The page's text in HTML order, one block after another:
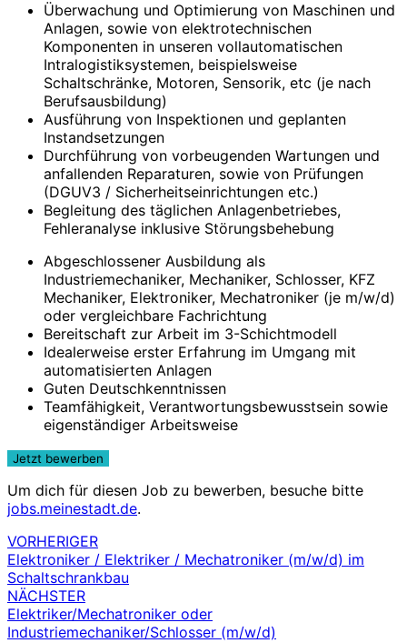
Überwachung und Optimierung von Maschinen und
Anlagen, sowie von elektrotechnischen
Komponenten in unseren vollautomatischen
Intralogistiksystemen, beispielsweise
Schaltschränke, Motoren, Sensorik, etc (je nach
Berufsausbildung)
Ausführung von Inspektionen und geplanten
Instandsetzungen
Durchführung von vorbeugenden Wartungen und
anfallenden Reparaturen, sowie von Prüfungen
(DGUV3 / Sicherheitseinrichtungen etc.)
Begleitung des täglichen Anlagenbetriebes,
Fehleranalyse inklusive Störungsbehebung
Abgeschlossener Ausbildung als
Industriemechaniker, Mechaniker, Schlosser, KFZ
Mechaniker, Elektroniker, Mechatroniker (je m/w/d)
oder vergleichbare Fachrichtung
Bereitschaft zur Arbeit im 3-Schichtmodell
Idealerweise erster Erfahrung im Umgang mit
automatisierten Anlagen
Guten Deutschkenntnissen
Teamfähigkeit, Verantwortungsbewusstsein sowie
eigenständiger Arbeitsweise
Um dich für diesen Job zu bewerben, besuche bitte
jobs.meinestadt.de.
Beitragsnavigation
VORHERIGER
Elektroniker / Elektriker / Mechatroniker (m/w/d) im
Schaltschrankbau
NÄCHSTER
Elektriker/Mechatroniker oder
Industriemechaniker/Schlosser (m/w/d)